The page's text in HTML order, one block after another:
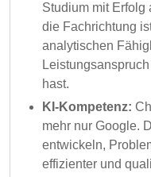
Studium mit
die Fachrichtung
analytischen
hast.
KI-Kompetenz:
mehr nur Google.
entwickeln,
effizienter und